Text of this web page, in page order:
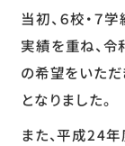
当初、６校・７
実績を重ね、
の希望をいた
となりました。
また、平成24年